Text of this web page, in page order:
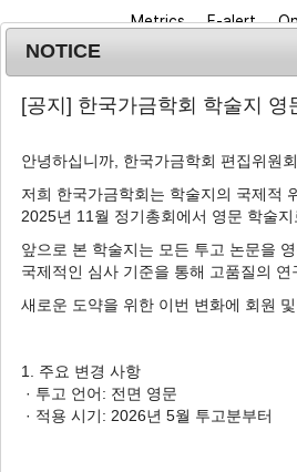
Metrics E-alert
Journal info
Korean J. Poult. Sci.
pISSN: 1225-6625,
Article
한국 재래계의
NOTICE
[공지] 한국가금학회 학술지 영
안녕하십니까, 한국가금학회 편집위원
저희 한국가금학회는 학술지의 국제적
2025년 11월 정기총회에서 영문 학술
앞으로 본 학술지는 모든 투고 논문을
국제적인 심사 기준을 통해 고품질의 연
새로운 도약을 위한 이번 변화에 회원
1. 주요 변경 사항
· 투고 언어: 전면 영문
· 적용 시기: 2026년 5월 투고분부터